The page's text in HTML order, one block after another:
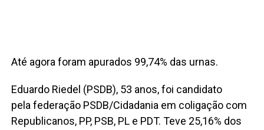
Até agora foram apurados 99,74% das urnas.
Eduardo Riedel (PSDB), 53 anos, foi candidato
pela federação PSDB/Cidadania em coligação com
Republicanos, PP, PSB, PL e PDT. Teve 25,16% dos